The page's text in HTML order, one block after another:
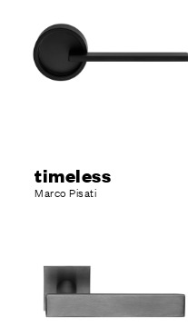
timeless
Marco Pisati